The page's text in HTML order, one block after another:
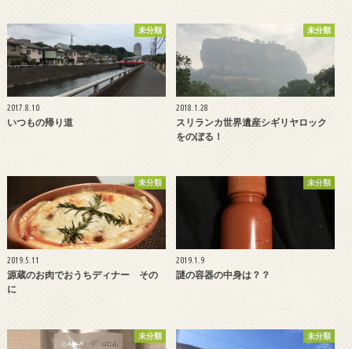
未分類
2017.8.10
いつもの帰り道
未分類
2018.1.28
スリランカ世界遺産シギリヤロック
をのぼる！
未分類
2019.5.11
源蔵のお肉でおうちディナー その
に
未分類
2019.1.9
謎の容器の中身は？？
未分類 未分類